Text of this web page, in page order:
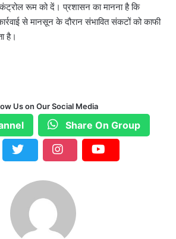
रूम को दें। प्रशासन का मानना है कि
से मानसून के दौरान संभावित संकटों को काफी
है।
Us on Our Social Media
Share On Group